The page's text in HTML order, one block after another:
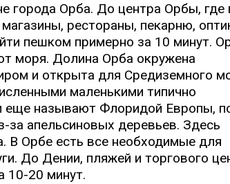
города Орба. До центра Орбы, где
рестораны, пекарню,
пешком примерно за 10 минут.
моря. Долина Орба окружена
и открыта для Средиземного
маленькими типично
еще называют Флоридой Европы,
за апельсиновых деревьев. Здесь
В Орбе есть все необходимые для
До Дении, пляжей и торгового
10-20 минут.